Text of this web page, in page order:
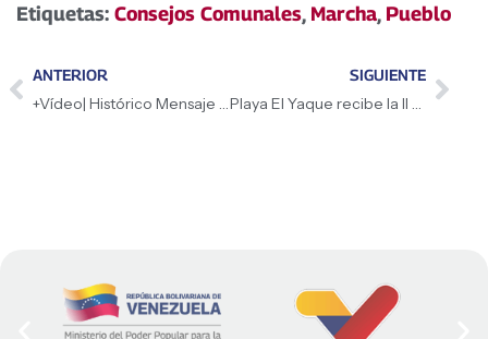
Etiquetas: Consejos Comunales, Marcha, Pueblo
ANTERIOR
+Vídeo| Histórico Mensaje a la Nación de la Presidenta (E) Delcy Rodríguez
SIGUIENTE
Playa El Yaque recibe la II Válida Nacional de Deportes de Viento